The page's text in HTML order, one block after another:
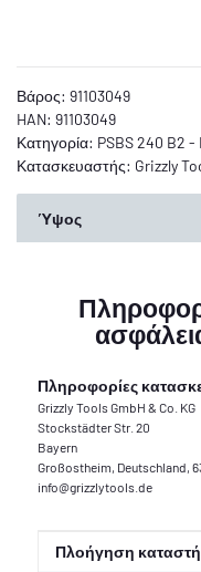
Βάρος: 91103049
HAN: 91103049
Κατηγορία: PSBS 240 B2 -
Κατασκευαστής: Grizzly
Ύψος
Πληροφορίες
Grizzly Tools GmbH & Co. KG
Stockstädter Str. 20
Bayern
Großostheim, Deutschland,
info@grizzlytools.de
Αξία
Κατασκευαστής
Πλοήγηση